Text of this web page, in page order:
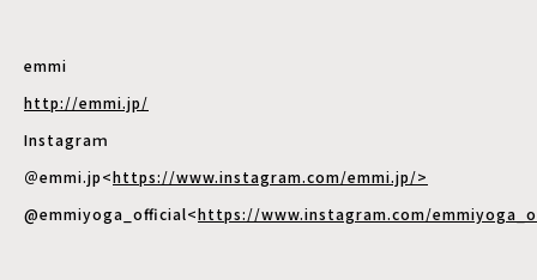
emmi
http://emmi.jp/
Instagraｍ
＠emmi.jp<https://www.instagram.com/emmi.jp/>
@emmiyoga_oﬃcial<https://www.instagram.com/